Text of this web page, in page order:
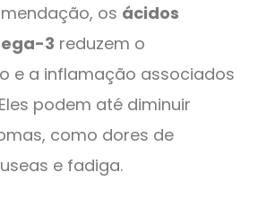
os ácidos
3 reduzem o
e a inflamação associados
podem até diminuir
como dores de
e fadiga.